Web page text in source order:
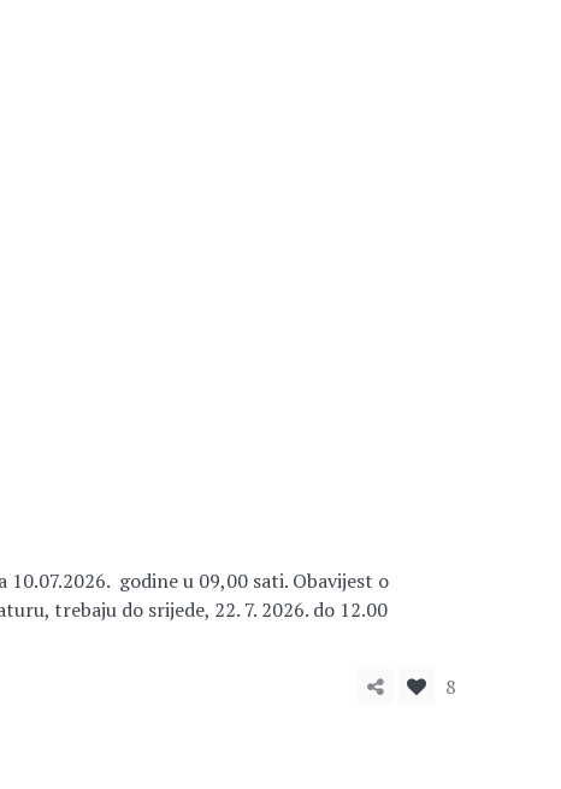
godine u 09,00 sati. Obavijest o
trebaju do srijede, 22. 7. 2026. do 12.00
8